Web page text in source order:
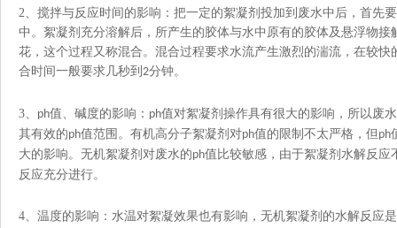
2、搅拌与反应时间的影响：把一定的絮凝剂投加到废水中后，首先
中。絮凝剂充分溶解后，所产生的胶体与水中原有的胶体及悬浮物接
花，这个过程又称混合。混合过程要求水流产生激烈的湍流，在较
合时间一般要求几秒到 2分钟。
3、 ph值、碱度的影响： ph值对絮凝剂操作具有很大的影响，所以废
其有效的ph值范围。有机高分子絮凝剂对ph值的限制不太严格，但 ph
大的影响。无机絮凝剂对废水的ph值比较敏感，由于絮凝剂水解反
反应充分进行。
4、温度的影响：水温对絮凝效果也有影响，无机絮凝剂的水解反应